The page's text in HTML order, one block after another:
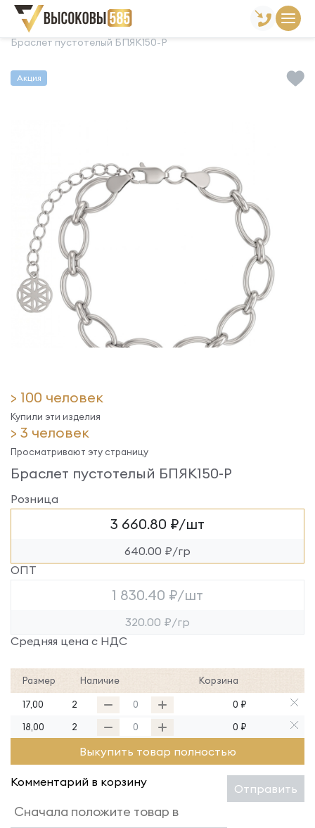
Главная Склад готовой продукции
Браслеты
Браслет пустотелый БПЯК150-Р
Акция
> 100 человек
Купили эти изделия
> 3 человек
Просматривают эту страницу
Браслет пустотелый БПЯК150-Р
Розница
3 660.80 ₽/шт
640.00 ₽/гр
ОПТ
1 830.40 ₽/шт
320.00 ₽/гр
Средняя цена с НДС
Размер Наличие Корзина
17,00 2
0 ₽
18,00
2 0 ₽
Выкупить товар полностью
Комментарий в корзину Отправить